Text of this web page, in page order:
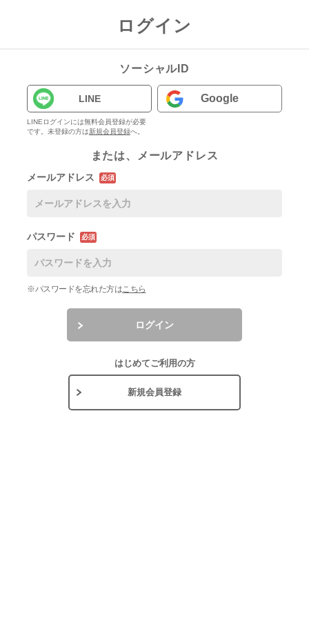
ログイン
ソーシャルID
LINE
LINEログインには無料会員登録が必要
です。未登録の方は新規会員登録へ。
Google
または、メールアドレス
メールアドレス 必須
パスワード 必須
※パスワードを忘れた方はこちら
ログイン
はじめてご利用の方
新規会員登録